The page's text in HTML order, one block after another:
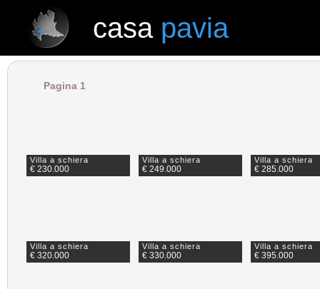
casa pavia
Pagina 1
Villa a schiera
€ 230.000
Villa a schiera
€ 249.000
Villa a schiera
€ 285.000
Villa a schiera
€ 320.000
Villa a schiera
€ 330.000
Villa a schiera
€ 395.000
pavia